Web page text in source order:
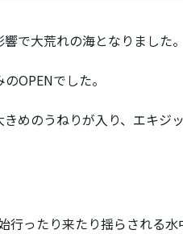
で大荒れの海となりました。
OPENでした。
めのうねりが入り、エキジ
ったり来たり揺らされる水